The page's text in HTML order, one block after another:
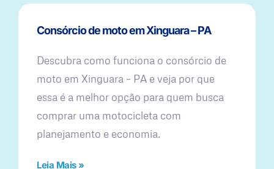
Consórcio de moto em Xinguara – PA
Descubra como funciona o consórcio de
moto em Xinguara – PA e veja por que
essa é a melhor opção para quem busca
comprar uma motocicleta com
planejamento e economia.
Leia Mais »